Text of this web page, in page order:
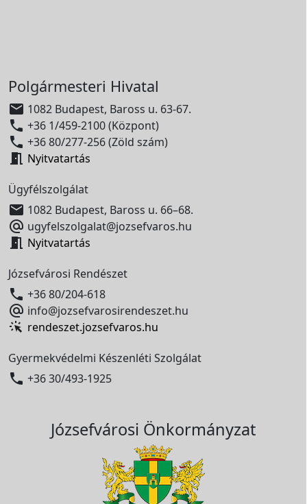
Polgármesteri Hivatal
 1082 Budapest, Baross u. 63-67.
 +36 1/459-2100 (Központ)
 +36 80/277-256 (Zöld szám)
 Nyitvatartás
Ügyfélszolgálat
 1082 Budapest, Baross u. 66–68.
 ugyfelszolgalat@jozsefvaros.hu
 Nyitvatartás
Józsefvárosi Rendészet
 +36 80/204-618
 info@jozsefvarosirendeszet.hu
rendeszet.jozsefvaros.hu
Gyermekvédelmi Készenléti Szolgálat
 +36 30/493-1925
Józsefvárosi Önkormányzat